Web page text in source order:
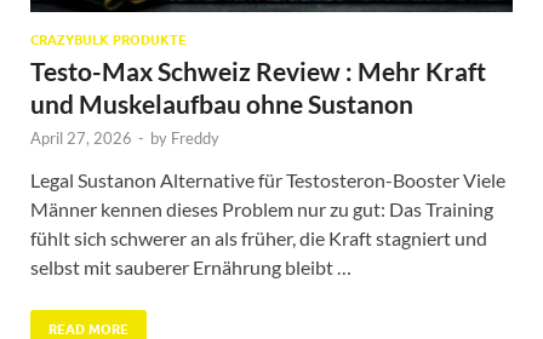
CRAZYBULK PRODUKTE
Testo-Max Schweiz Review : Mehr Kraft
und Muskelaufbau ohne Sustanon
April 27, 2026 - by Freddy
Legal Sustanon Alternative für Testosteron-Booster Viele
Männer kennen dieses Problem nur zu gut: Das Training
fühlt sich schwerer an als früher, die Kraft stagniert und
selbst mit sauberer Ernährung bleibt …
READ MORE